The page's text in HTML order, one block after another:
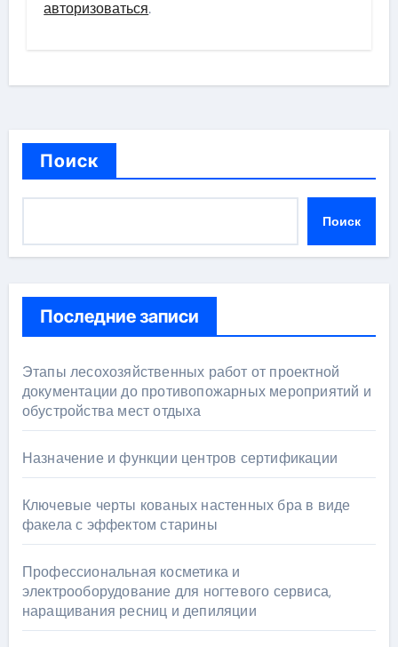
авторизоваться.
Поиск
Поиск
Последние записи
Этапы лесохозяйственных работ от проектной
документации до противопожарных мероприятий и
обустройства мест отдыха
Назначение и функции центров сертификации
Ключевые черты кованых настенных бра в виде
факела с эффектом старины
Профессиональная косметика и
электрооборудование для ногтевого сервиса,
наращивания ресниц и депиляции